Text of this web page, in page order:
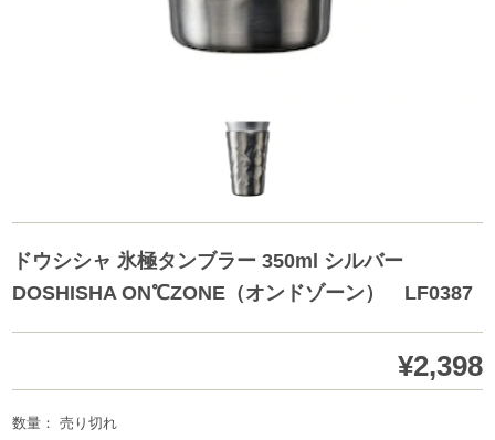
ドウシシャ 氷極タンブラー 350ml シルバー
DOSHISHA ON℃ZONE（オンドゾーン） LF0387
¥2,398
数量： 売り切れ